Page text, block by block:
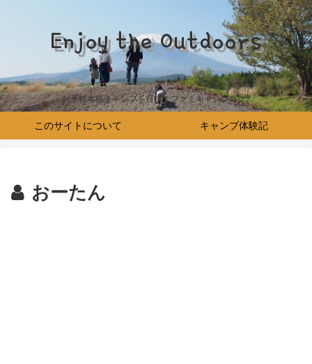
Enjoy the Outdoors
お手軽本格キャンプを目指すファミキャンブログ♪
このサイトについて キャンプ体験記
おーたん